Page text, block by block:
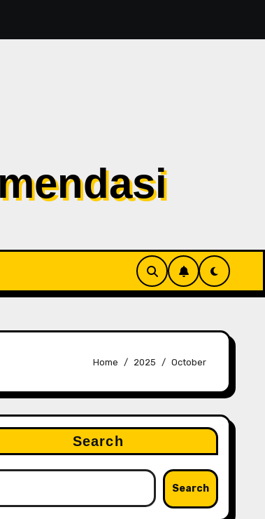
Dikabarkan PHK Karyawan, Bagaimana
Home 2025 October
Search
Search